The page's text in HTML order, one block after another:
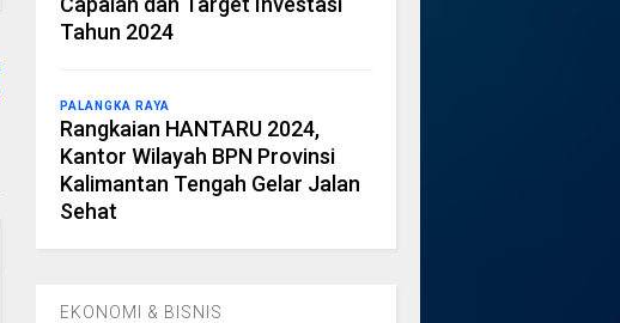
Tahun 2024
PALANGKA RAYA
Rangkaian HANTARU 2024,
Kantor Wilayah BPN Provinsi
Kalimantan Tengah Gelar Jalan
Sehat
EKONOMI & BISNIS